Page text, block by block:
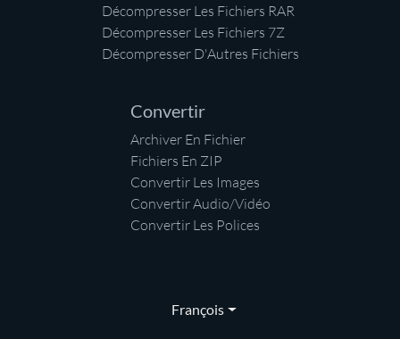
Décompresser Les Fichiers RAR
Décompresser Les Fichiers 7Z
Décompresser D'Autres Fichiers
Convertir
Archiver En Fichier
Fichiers En ZIP
Convertir Les Images
Convertir Audio/Vidéo
Convertir Les Polices
François